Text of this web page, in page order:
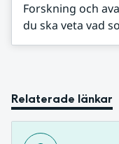
Forskning och
du ska veta vad
Relaterade länkar